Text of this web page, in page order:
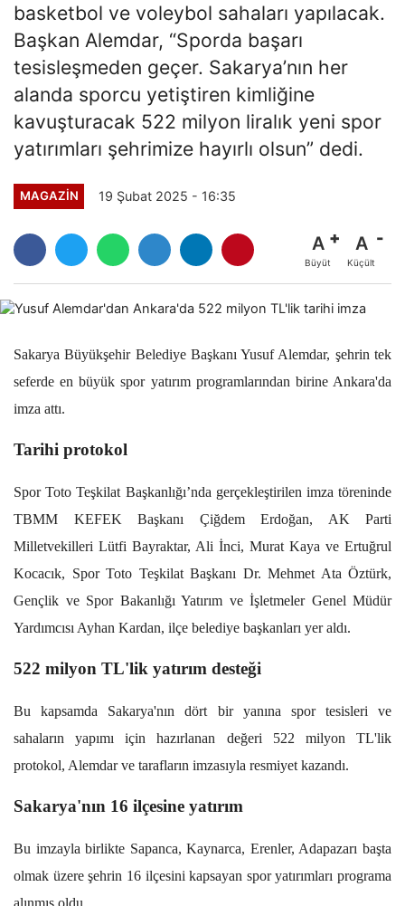
basketbol ve voleybol sahaları yapılacak.
Başkan Alemdar, “Sporda başarı
tesisleşmeden geçer. Sakarya’nın her
alanda sporcu yetiştiren kimliğine
kavuşturacak 522 milyon liralık yeni spor
yatırımları şehrimize hayırlı olsun” dedi.
MAGAZİN 19 Şubat 2025 - 16:35
A
Büyüt
A
Küçült
Sakarya Büyükşehir Belediye Başkanı Yusuf Alemdar, şehrin tek
seferde en büyük spor yatırım programlarından birine Ankara'da
imza attı.
Tarihi protokol
Spor Toto Teşkilat Başkanlığı’nda gerçekleştirilen imza töreninde
TBMM KEFEK Başkanı Çiğdem Erdoğan, AK Parti
Milletvekilleri Lütfi Bayraktar, Ali İnci, Murat Kaya ve Ertuğrul
Kocacık, Spor Toto Teşkilat Başkanı Dr. Mehmet Ata Öztürk,
Gençlik ve Spor Bakanlığı Yatırım ve İşletmeler Genel Müdür
Yardımcısı Ayhan Kardan, ilçe belediye başkanları yer aldı.
522 milyon TL'lik yatırım desteği
Bu kapsamda Sakarya'nın dört bir yanına spor tesisleri ve
sahaların yapımı için hazırlanan değeri 522 milyon TL'lik
protokol, Alemdar ve tarafların imzasıyla resmiyet kazandı.
Sakarya'nın 16 ilçesine yatırım
Bu imzayla birlikte Sapanca, Kaynarca, Erenler, Adapazarı başta
olmak üzere şehrin 16 ilçesini kapsayan spor yatırımları programa
alınmış oldu.